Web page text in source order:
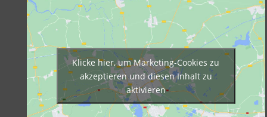
Klicke hier, um Marketing-Cookies zu
akzeptieren und diesen Inhalt zu
aktivieren